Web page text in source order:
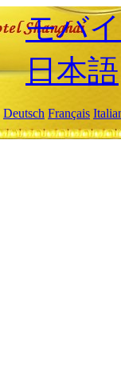
モバ
日本語
Deutsch Français